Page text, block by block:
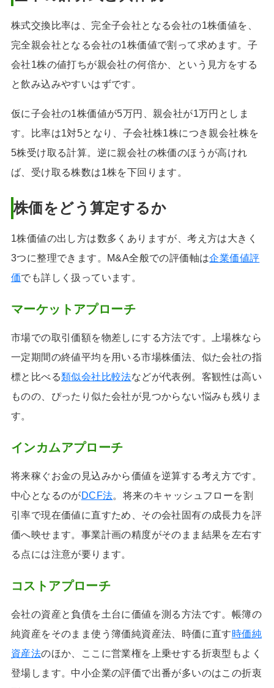
株式交換比率は、完全子会社となる会社の1株価値を、
完全親会社となる会社の1株価値で割って求めます。子
会社1株の値打ちが親会社の何倍か、という見方をする
と飲み込みやすいはずです。
仮に子会社の1株価値が5万円、親会社が1万円としま
す。比率は1対5となり、子会社株1株につき親会社株を
5株受け取る計算。逆に親会社の株価のほうが高けれ
ば、受け取る株数は1株を下回ります。
株価をどう算定するか
1株価値の出し方は数多くありますが、考え方は大きく
3つに整理できます。M&A全般での評価軸は企業価値評
価でも詳しく扱っています。
マーケットアプローチ
市場での取引価額を物差しにする方法です。上場株なら
一定期間の終値平均を用いる市場株価法、似た会社の指
標と比べる類似会社比較法などが代表例。客観性は高い
ものの、ぴったり似た会社が見つからない悩みも残りま
す。
インカムアプローチ
将来稼ぐお金の見込みから価値を逆算する考え方です。
中心となるのがDCF法。将来のキャッシュフローを割
引率で現在価値に直すため、その会社固有の成長力を評
価へ映せます。事業計画の精度がそのまま結果を左右す
る点には注意が要ります。
コストアプローチ
会社の資産と負債を土台に価値を測る方法です。帳簿の
純資産をそのまま使う簿価純資産法、時価に直す時価純
資産法のほか、ここに営業権を上乗せする折衷型もよく
登場します。中小企業の評価で出番が多いのはこの折衷